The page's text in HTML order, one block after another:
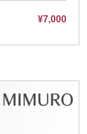
¥7,000